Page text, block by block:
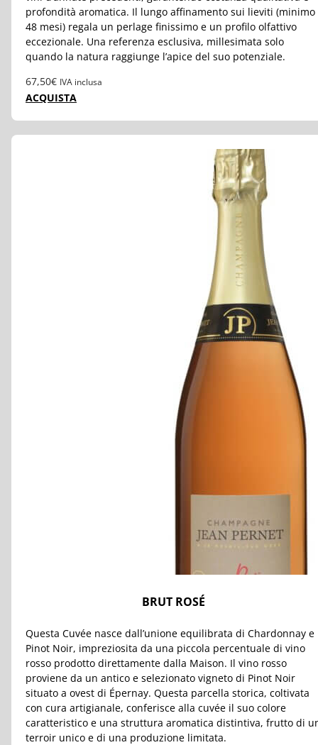
profondità aromatica. Il lungo affinamento sui lieviti (minimo
48 mesi) regala un perlage finissimo e un profilo olfattivo
eccezionale. Una referenza esclusiva, millesimata solo
quando la natura raggiunge l’apice del suo potenziale.
67,50€ IVA inclusa
ACQUISTA
BRUT ROSÉ
Questa Cuvée nasce dall’unione equilibrata di Chardonnay e
Pinot Noir, impreziosita da una piccola percentuale di vino
rosso prodotto direttamente dalla Maison. Il vino rosso
proviene da un antico e selezionato vigneto di Pinot Noir
situato a ovest di Épernay. Questa parcella storica, coltivata
con cura artigianale, conferisce alla cuvée il suo colore
caratteristico e una struttura aromatica distintiva, frutto di
terroir unico e di una produzione limitata.